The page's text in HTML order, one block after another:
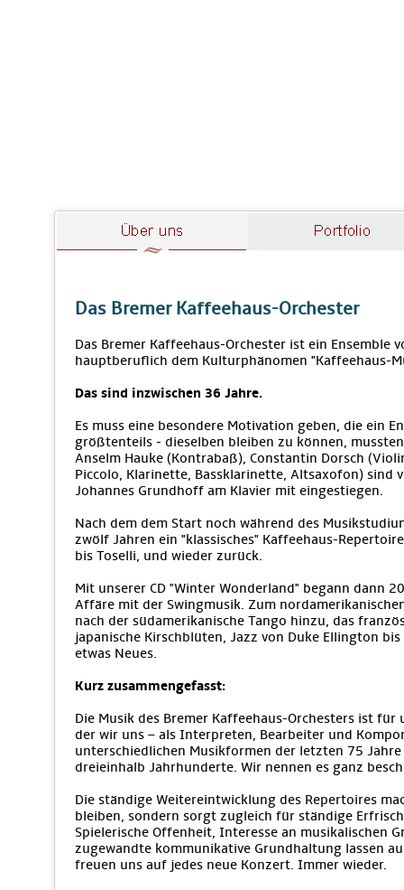
Das Bremer Kaffeehaus-Orchester
Das Bremer Kaffeehaus-Orchester ist ein
hauptberuflich dem Kulturphänomen "Kaffeehaus-
Das sind inzwischen 36 Jahre.
Es muss eine besondere Motivation geben, die ein
größtenteils - dieselben bleiben zu können,
Anselm Hauke (Kontrabaß), Constantin Dorsch
Piccolo, Klarinette, Bassklarinette, Altsaxofon)
Johannes Grundhoff am Klavier mit eingestiegen.
Nach dem dem Start noch während des
zwölf Jahren ein "klassisches" Kaffeehaus-
bis Toselli, und wieder zurück.
Mit unserer CD "Winter Wonderland" begann dann
Affäre mit der Swingmusik. Zum
nach der südamerikanische Tango hinzu, das
japanische Kirschblüten, Jazz von Duke Ellington
etwas Neues.
Kurz zusammengefasst:
Die Musik des Bremer Kaffeehaus-Orchesters ist
der wir uns – als Interpreten, Bearbeiter und
unterschiedlichen Musikformen der letzten 75
dreieinhalb Jahrhunderte. Wir nennen es ganz
Die ständige Weitereintwicklung des Repertoires
bleiben, sondern sorgt zugleich für ständige
Spielerische Offenheit, Interesse an musikalischen
zugewandte kommunikative Grundhaltung lassen
freuen uns auf jedes neue Konzert. Immer wieder.